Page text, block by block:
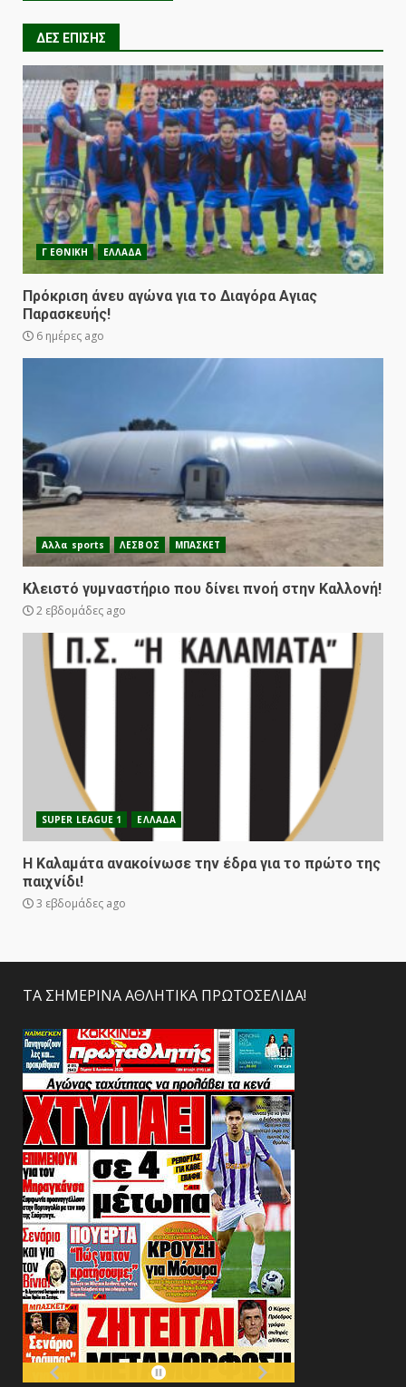
ΔΕΣ ΕΠΙΣΗΣ
Γ ΕΘΝΙΚΗ ΕΛΛΑΔΑ
Πρόκριση άνευ αγώνα για το Διαγόρα Αγιας
Παρασκευής!
6 ημέρες ago
Αλλα sports ΛΕΣΒΟΣ ΜΠΑΣΚΕΤ
Κλειστό γυμναστήριο που δίνει πνοή στην Καλλονή!
2 εβδομάδες ago
SUPER LEAGUE 1 ΕΛΛΑΔΑ
Η Καλαμάτα ανακοίνωσε την έδρα για το πρώτο της
παιχνίδι!
3 εβδομάδες ago
ΤΑ ΣΗΜΕΡΙΝΑ ΑΘΛΗΤΙΚΑ ΠΡΩΤΟΣΕΛΙΔΑ!